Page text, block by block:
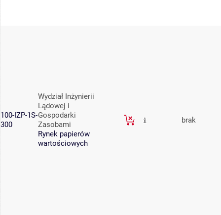
100-IZP-1S-
300
Wydział Inżynierii
Lądowej i
Gospodarki
Zasobami
Rynek papierów
wartościowych
brak